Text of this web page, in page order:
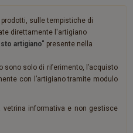
sulle tempistiche di
direttamente l'artigiano
artigiano" presente nella
sono solo di riferimento, l’acquisto
con l’artigiano tramite modulo
informativa e non gestisce